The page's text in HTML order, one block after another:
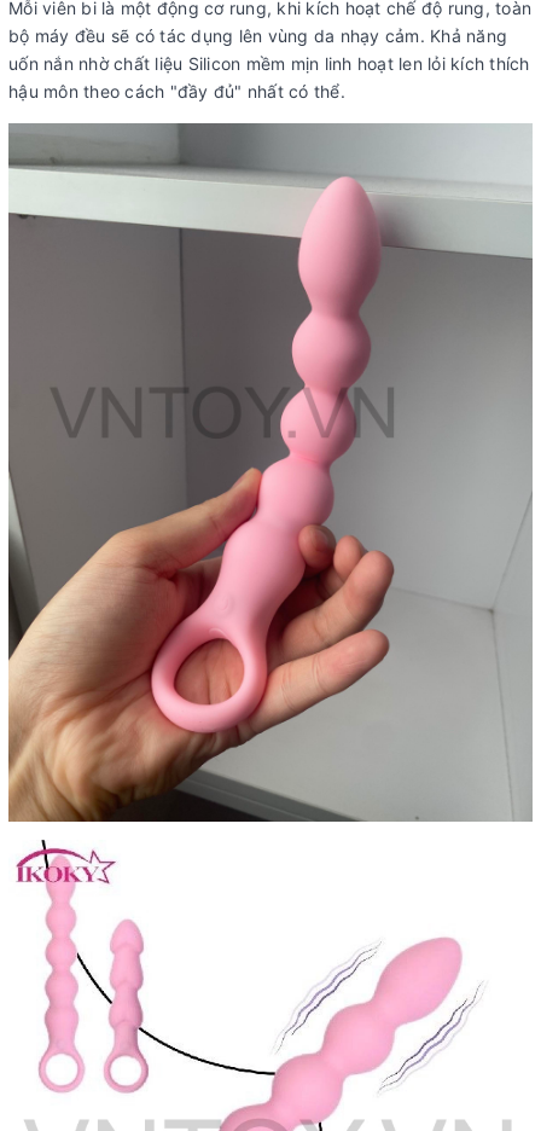
Mỗi viên bi là một động cơ rung, khi kích hoạt chế độ rung, toàn
bộ máy đều sẽ có tác dụng lên vùng da nhạy cảm. Khả năng
uốn nắn nhờ chất liệu Silicon mềm mịn linh hoạt len lỏi kích thích
hậu môn theo cách "đầy đủ" nhất có thể.